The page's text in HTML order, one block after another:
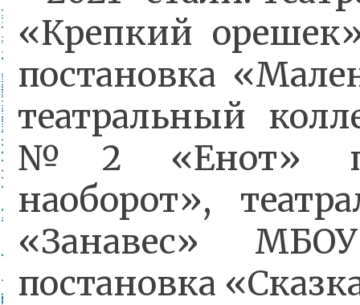
«Крепкий
постановка
театральный
№2 «Енот»
наоборот»,
«Занавес»
постановка